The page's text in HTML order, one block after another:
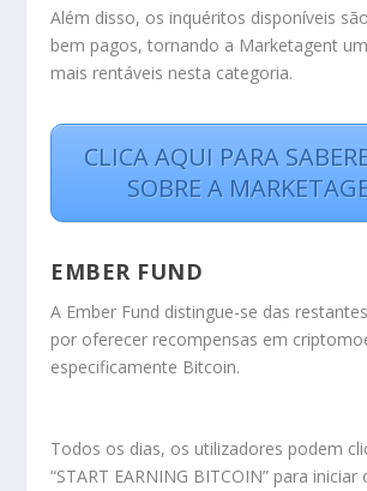
Além disso, os inquéritos disponíveis
bem pagos, tornando a Marketagent
mais rentáveis nesta categoria.
CLICA AQUI PARA
SOBRE A
EMBER FUND
A Ember Fund distingue-se das
por oferecer recompensas em
especificamente Bitcoin.
Todos os dias, os utilizadores podem
“START EARNING BITCOIN” para